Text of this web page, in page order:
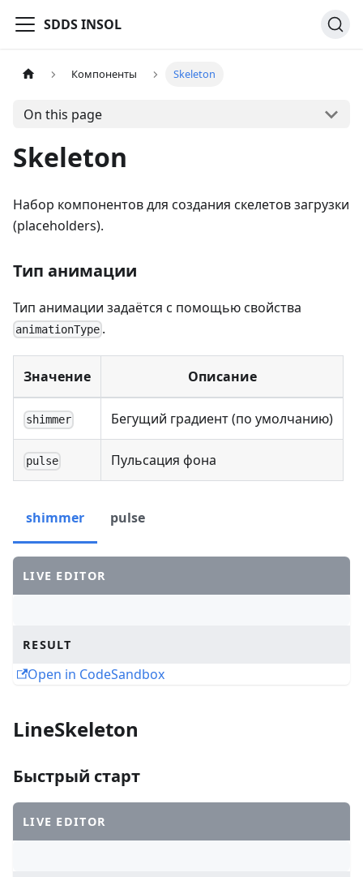
SDDS INSOL
Компоненты Skeleton
On this page
Skeleton
Набор компонентов для создания скелетов загрузки
(placeholders).
Тип анимации
Тип анимации задаётся с помощью свойства
animationType .
Значение Описание
shimmer Бегущий градиент (по умолчанию)
pulse Пульсация фона
shimmer pulse
LIVE EDITOR
RESULT
Open in CodeSandbox
LineSkeleton
Быстрый старт
LIVE EDITOR